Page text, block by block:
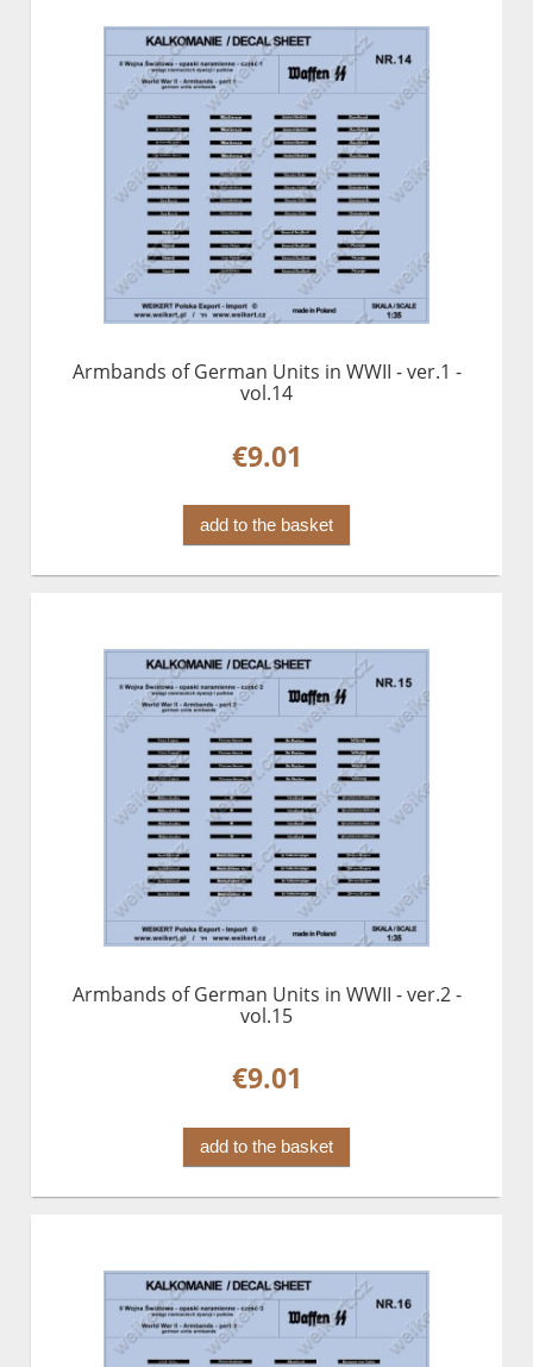
Armbands of German Units in WWII - ver.1 -
vol.14
€9.01
add to the basket
Armbands of German Units in WWII - ver.2 -
vol.15
€9.01
add to the basket